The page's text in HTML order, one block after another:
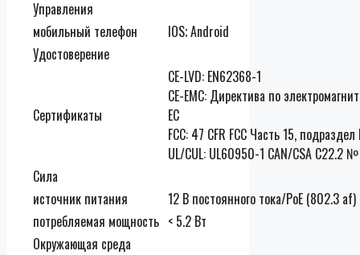
Управления
мобильный телефон
IOS; Android
Удостоверение
Сертификаты
CE-LVD: EN62368-1
CE-EMC: Директива по
ЕС
FCC: 47 CFR FCC Часть 15, подраздел
UL/CUL: UL60950-1 CAN/CSA C22.2
Сила
источник питания
12 В постоянного тока/PoE (802.3 af)
потребляемая мощность < 5.2 Вт
Окружающая среда